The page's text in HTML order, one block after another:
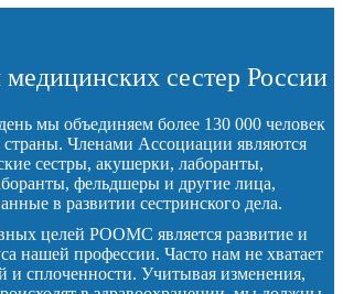
сестер России
мы объединяем более 130 000 человек
страны. Членами Ассоциации являются
сестры, акушерки, лаборанты,
фельдшеры и другие лица,
в развитии сестринского дела.
целей РООМС является развитие и
нашей профессии. Часто нам не хватает
и сплоченности. Учитывая изменения,